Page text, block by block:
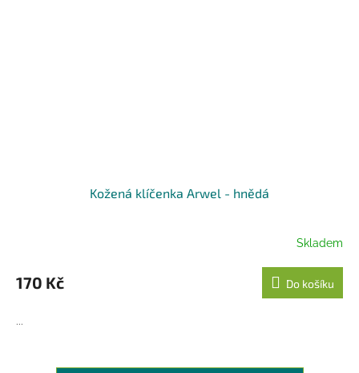
Kožená klíčenka Arwel - hnědá
Skladem
170 Kč Do košíku
...